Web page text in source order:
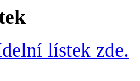
lístek zde.